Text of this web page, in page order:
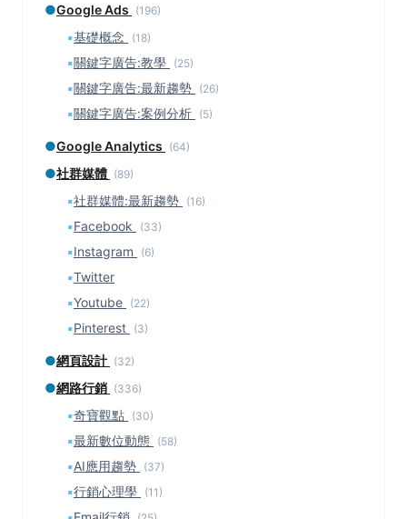
●Google Ads (196)
▪基礎概念 (18)
▪關鍵字廣告:教學 (25)
▪關鍵字廣告:最新趨勢 (26)
▪關鍵字廣告:案例分析 (5)
●Google Analytics (64)
●社群媒體 (89)
▪社群媒體:最新趨勢 (16)
▪Facebook (33)
▪Instagram (6)
▪Twitter
▪Youtube (22)
▪Pinterest (3)
●網頁設計 (32)
●網路行銷 (336)
▪奇寶觀點 (30)
▪最新數位動態 (58)
▪AI應用趨勢 (37)
▪行銷心理學 (11)